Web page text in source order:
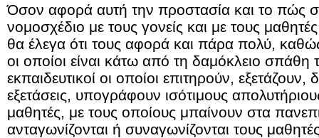
Όσον αφορά αυτή την προστασία και το πώς
νομοσχέδιο με τους γονείς και με τους
θα έλεγα ότι τους αφορά και πάρα πολύ, καθώς
οι οποίοι είναι κάτω από τη δαμόκλειο σπάθη
εκπαιδευτικοί οι οποίοι επιτηρούν,
εξετάσεις, υπογράφουν ισότιμους
μαθητές, με τους οποίους μπαίνουν στα
ανταγωνίζονται ή συναγωνίζονται τους